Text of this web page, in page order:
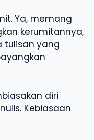
Ya, memang
kerumitannya,
tulisan yang
diri
Kebiasaan